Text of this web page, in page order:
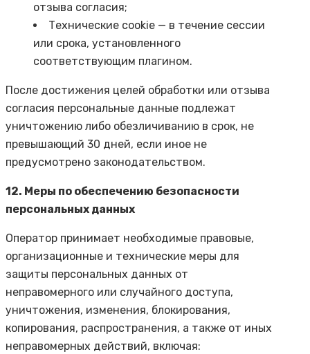
отзыва согласия;
Технические cookie — в течение сессии
или срока, установленного
соответствующим плагином.
После достижения целей обработки или отзыва
согласия персональные данные подлежат
уничтожению либо обезличиванию в срок, не
превышающий 30 дней, если иное не
предусмотрено законодательством.
12. Меры по обеспечению безопасности
персональных данных
Оператор принимает необходимые правовые,
организационные и технические меры для
защиты персональных данных от
неправомерного или случайного доступа,
уничтожения, изменения, блокирования,
копирования, распространения, а также от иных
неправомерных действий, включая: